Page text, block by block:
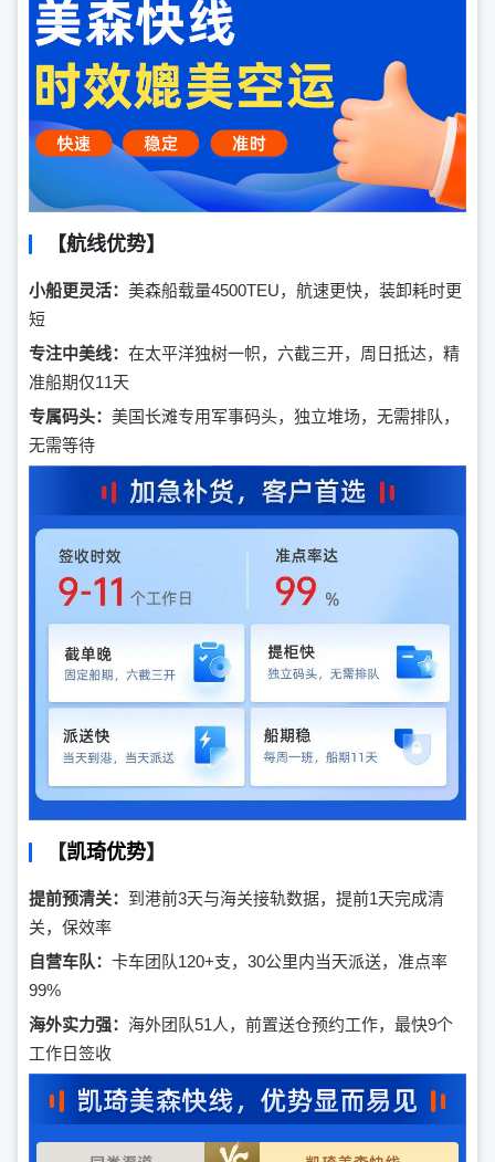
【航线优势】
小船更灵活： 美森船载量4500TEU，航速更快，装卸耗时更
短
专注中美线： 在太平洋独树一帜，六截三开，周日抵达，精
准船期仅11天
专属码头： 美国长滩专用军事码头，独立堆场，无需排队，
无需等待
【凯琦优势】
提前预清关： 到港前3天与海关接轨数据，提前1天完成清
关，保效率
自营车队： 卡车团队120+支，30公里内当天派送，准点率
99%
海外实力强： 海外团队51人，前置送仓预约工作，最快9个
工作日签收